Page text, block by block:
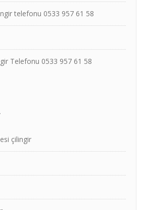
telefonu 0533 957 61 58
Telefonu 0533 957 61 58
çilingir